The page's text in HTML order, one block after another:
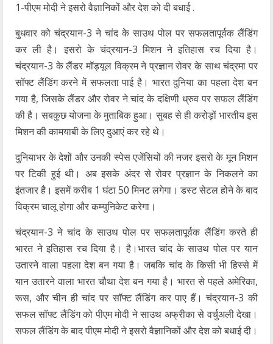
1-पीएम मोदी ने इसरो वैज्ञानिकों और देश को दी बधाई .
बुधवार को चंद्रयान-3 ने चांद के साउथ पोल पर सफलतापूर्वक लैंडिंग
कर ली है। इसरो के चंद्रयान-3 मिशन ने इतिहास रच दिया है।
चंद्रयान-3 के लैंडर मॉड्यूल विक्रम ने प्रज्ञान रोवर के साथ चंद्रमा पर
सॉफ्ट लैंडिंग करने में सफलता पाई है। भारत दुनिया का पहला देश बन
गया है, जिसके लैंडर और रोवर ने चांद के दक्षिणी ध्रुव पर सफल लैंडिंग
की है। सबकुछ योजना के मुताबिक हुआ। सुबह से ही करोड़ों भारतीय इस
मिशन की कामयाबी के लिए दुआएं कर रहे थे।
दुनियाभर के देशों और उनकी स्‍पेस एजेंसियों की नजर इसरो के मून मिशन
पर टिकी हुई थी। अब इसके अंदर से रोवर प्रज्ञान के निकलने का
इंतजार है। इसमें करीब 1 घंटा 50 मिनट लगेगा। डस्ट सेटल होने के बाद
विक्रम चालू होगा और कम्युनिकेट करेगा।
चंद्रयान-3 ने चांद के साउथ पोल पर सफलतापूर्वक लैंडिंग करते ही
भारत ने इतिहास रच दिया है। है।भारत चांद के साउथ पोल पर यान
उतारने वाला पहला देश बन गया है। जबकि चांद के किसी भी हिस्से में
यान उतारने वाला भारत चौथा देश बन गया है। भारत से पहले अमेरिका,
रूस, और चीन ही चांद पर सॉफ्ट लैंडिंग कर पाए हैं। चंद्रयान-3 की
सफल सॉफ्ट लैंडिंग को पीएम मोदी ने साउथ अफ्रीका से वर्चुअली देखा।
सफल लैंडिंग के बाद पीएम मोदी ने इसरो वैज्ञानिकों और देश को बधाई दी।